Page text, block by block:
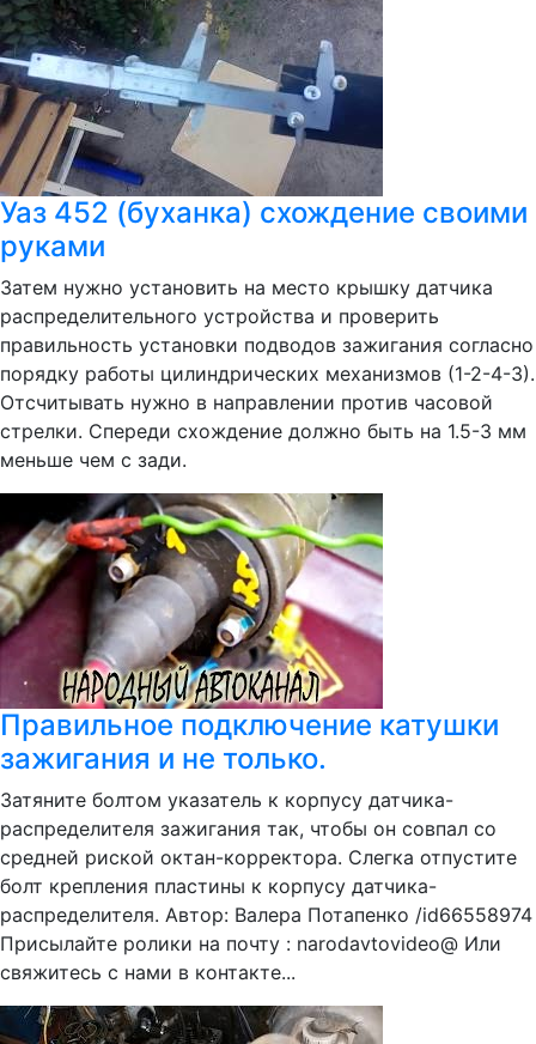
Уаз 452 (буханка) схождение своими
руками
Затем нужно установить на место крышку датчика
распределительного устройства и проверить
правильность установки подводов зажигания согласно
порядку работы цилиндрических механизмов (1-2-4-3).
Отсчитывать нужно в направлении против часовой
стрелки. Спереди схождение должно быть на 1.5-3 мм
меньше чем с зади.
Правильное подключение катушки
зажигания и не только.
Затяните болтом указатель к корпусу датчика-
распределителя зажигания так, чтобы он совпал со
средней риской октан-корректора. Слегка отпустите
болт крепления пластины к корпусу датчика-
распределителя. Автор: Валера Потапенко /id66558974
Присылайте ролики на почту : narodavtovideo@ Или
свяжитесь с нами в контакте...